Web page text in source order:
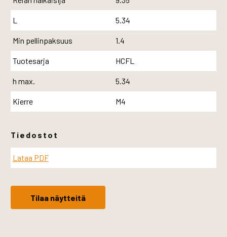
L 5.34
Min pellinpaksuus 1.4
Tuotesarja HCFL
h max. 5.34
Kierre M4
Tiedostot
Lataa PDF
Tilaa näytteitä